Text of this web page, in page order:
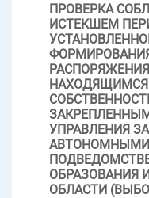
ПРОВЕРКА
ИСТЕКШЕМ
НАХОДЯЩИМСЯ
УПРАВЛЕНИЯ
ОБРАЗОВАНИЯ
ОБЛАСТИ